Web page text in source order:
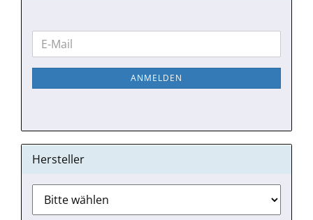
WEITER
ZUR
NEWSLETTER-
E-
Mail
ANMELDEN
Hersteller